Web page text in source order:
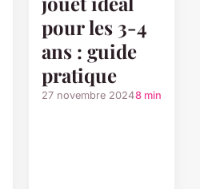
pour les 3-4
ans : guide
pratique
27 novembre 20248 min